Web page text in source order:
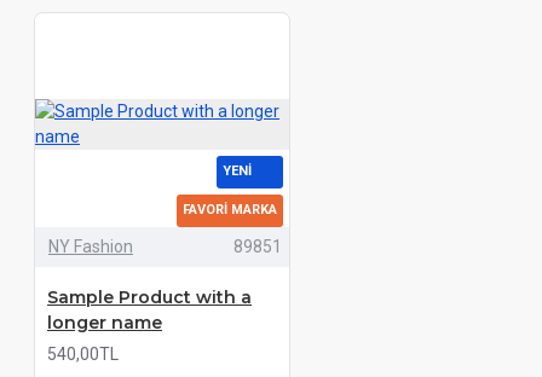
YENI
FAVORI MARKA
NY Fashion 89851
Sample Product with a
longer name
540,00TL